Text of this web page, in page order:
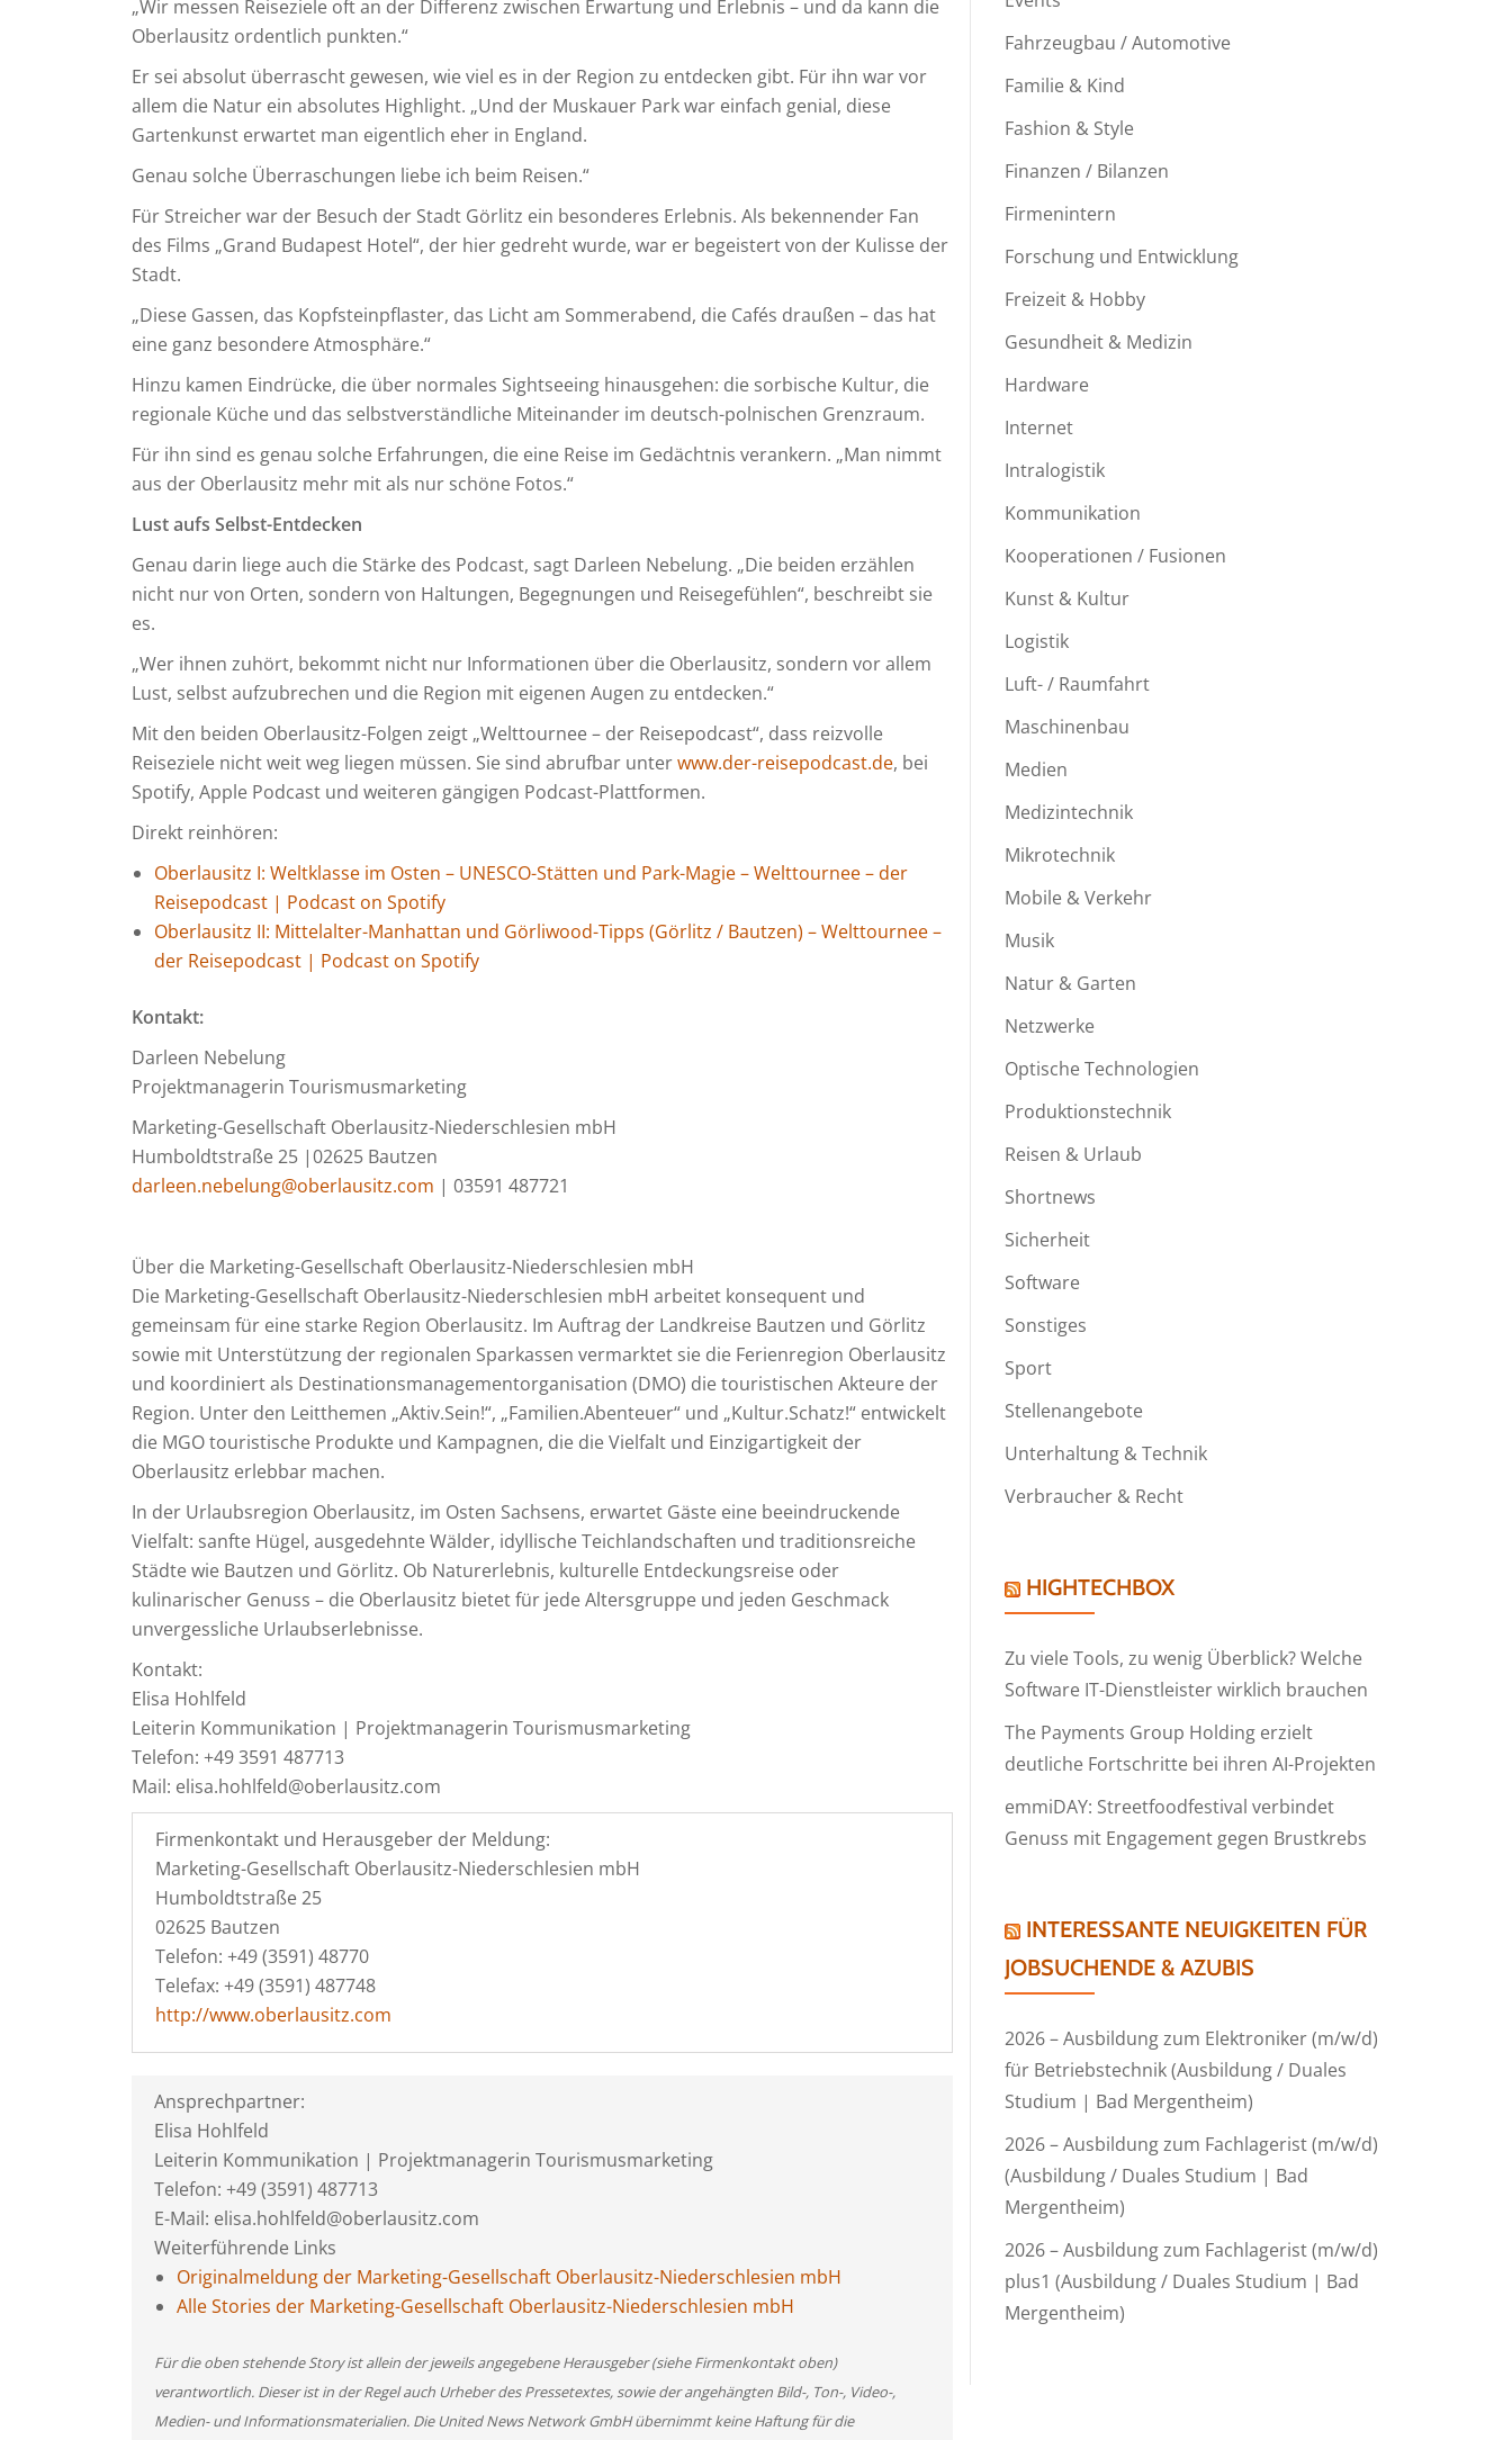
„Wir messen Reiseziele oft an der Differenz zwischen Erwartung und Erlebnis – und da kann die
Oberlausitz ordentlich punkten.“
Er sei absolut überrascht gewesen, wie viel es in der Region zu entdecken gibt. Für ihn war vor
allem die Natur ein absolutes Highlight. „Und der Muskauer Park war einfach genial, diese
Gartenkunst erwartet man eigentlich eher in England.
Genau solche Überraschungen liebe ich beim Reisen.“
Für Streicher war der Besuch der Stadt Görlitz ein besonderes Erlebnis. Als bekennender Fan
des Films „Grand Budapest Hotel“, der hier gedreht wurde, war er begeistert von der Kulisse der
Stadt.
„Diese Gassen, das Kopfsteinpflaster, das Licht am Sommerabend, die Cafés draußen – das hat
eine ganz besondere Atmosphäre.“
Hinzu kamen Eindrücke, die über normales Sightseeing hinausgehen: die sorbische Kultur, die
regionale Küche und das selbstverständliche Miteinander im deutsch-polnischen Grenzraum.
Für ihn sind es genau solche Erfahrungen, die eine Reise im Gedächtnis verankern. „Man nimmt
aus der Oberlausitz mehr mit als nur schöne Fotos.“
Lust aufs Selbst-Entdecken
Genau darin liege auch die Stärke des Podcast, sagt Darleen Nebelung. „Die beiden erzählen
nicht nur von Orten, sondern von Haltungen, Begegnungen und Reisegefühlen“, beschreibt sie
es.
„Wer ihnen zuhört, bekommt nicht nur Informationen über die Oberlausitz, sondern vor allem
Lust, selbst aufzubrechen und die Region mit eigenen Augen zu entdecken.“
Mit den beiden Oberlausitz-Folgen zeigt „Welttournee – der Reisepodcast“, dass reizvolle
Reiseziele nicht weit weg liegen müssen. Sie sind abrufbar unterwww.der-reisepodcast.de, bei
Spotify, Apple Podcast und weiteren gängigen Podcast-Plattformen.
Direkt reinhören:
Oberlausitz I: Weltklasse im Osten – UNESCO-Stätten und Park-Magie – Welttournee – der
Reisepodcast | Podcast on Spotify
Oberlausitz II: Mittelalter-Manhattan und Görliwood-Tipps (Görlitz / Bautzen) – Welttournee –
der Reisepodcast | Podcast on Spotify
Kontakt:
Darleen Nebelung
Projektmanagerin Tourismusmarketing
Marketing-Gesellschaft Oberlausitz-Niederschlesien mbH
Humboldtstraße 25 |02625 Bautzen
darleen.nebelung@oberlausitz.com | 03591 487721
Über die Marketing-Gesellschaft Oberlausitz-Niederschlesien mbH
Die Marketing-Gesellschaft Oberlausitz-Niederschlesien mbH arbeitet konsequent und
gemeinsam für eine starke Region Oberlausitz. Im Auftrag der Landkreise Bautzen und Görlitz
sowie mit Unterstützung der regionalen Sparkassen vermarktet sie die Ferienregion Oberlausitz
und koordiniert als Destinationsmanagementorganisation (DMO) die touristischen Akteure der
Region. Unter den Leitthemen „Aktiv.Sein!“, „Familien.Abenteuer“ und „Kultur.Schatz!“ entwickelt
die MGO touristische Produkte und Kampagnen, die die Vielfalt und Einzigartigkeit der
Oberlausitz erlebbar machen.
In der Urlaubsregion Oberlausitz, im Osten Sachsens, erwartet Gäste eine beeindruckende
Vielfalt: sanfte Hügel, ausgedehnte Wälder, idyllische Teichlandschaften und traditionsreiche
Städte wie Bautzen und Görlitz. Ob Naturerlebnis, kulturelle Entdeckungsreise oder
kulinarischer Genuss – die Oberlausitz bietet für jede Altersgruppe und jeden Geschmack
unvergessliche Urlaubserlebnisse.
Kontakt:
Elisa Hohlfeld
Leiterin Kommunikation | Projektmanagerin Tourismusmarketing
Telefon: +49 3591 487713
Mail: elisa.hohlfeld@oberlausitz.com
Firmenkontakt und Herausgeber der Meldung:
Marketing-Gesellschaft Oberlausitz-Niederschlesien mbH
Humboldtstraße 25
02625 Bautzen
Telefon: +49 (3591) 48770
Telefax: +49 (3591) 487748
http://www.oberlausitz.com
Ansprechpartner:
Elisa Hohlfeld
Leiterin Kommunikation | Projektmanagerin Tourismusmarketing
Telefon: +49 (3591) 487713
E-Mail: elisa.hohlfeld@oberlausitz.com
Weiterführende Links
Originalmeldung der Marketing-Gesellschaft Oberlausitz-Niederschlesien mbH
Alle Stories der Marketing-Gesellschaft Oberlausitz-Niederschlesien mbH
Für die oben stehende Story ist allein der jeweils angegebene Herausgeber (siehe Firmenkontakt oben)
verantwortlich. Dieser ist in der Regel auch Urheber des Pressetextes, sowie der angehängten Bild-, Ton-, Video-,
Medien- und Informationsmaterialien. Die United News Network GmbH übernimmt keine Haftung für die
Fahrzeugbau / Automotive
Familie & Kind
Fashion & Style
Finanzen / Bilanzen
Firmenintern
Forschung und Entwicklung
Freizeit & Hobby
Gesundheit & Medizin
Hardware
Internet
Intralogistik
Kommunikation
Kooperationen / Fusionen
Kunst & Kultur
Logistik
Luft- / Raumfahrt
Maschinenbau
Medien
Medizintechnik
Mikrotechnik
Mobile & Verkehr
Musik
Natur & Garten
Netzwerke
Optische Technologien
Produktionstechnik
Reisen & Urlaub
Shortnews
Sicherheit
Software
Sonstiges
Sport
Stellenangebote
Unterhaltung & Technik
Verbraucher & Recht
HIGHTECHBOX
Zu viele Tools, zu wenig Überblick? Welche
Software IT-Dienstleister wirklich brauchen
The Payments Group Holding erzielt
deutliche Fortschritte bei ihren AI-Projekten
emmiDAY: Streetfoodfestival verbindet
Genuss mit Engagement gegen Brustkrebs
INTERESSANTE NEUIGKEITEN FÜR
JOBSUCHENDE & AZUBIS
2026 – Ausbildung zum Elektroniker (m/w/d)
für Betriebstechnik (Ausbildung / Duales
Studium | Bad Mergentheim)
2026 – Ausbildung zum Fachlagerist (m/w/d)
(Ausbildung / Duales Studium | Bad
Mergentheim)
2026 – Ausbildung zum Fachlagerist (m/w/d)
plus1 (Ausbildung / Duales Studium | Bad
Mergentheim)